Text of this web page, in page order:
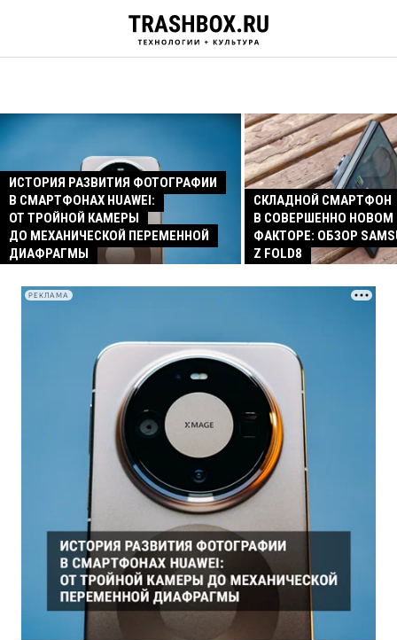
ИСТОРИЯ РАЗВИТИЯ ФОТОГРАФИИ
В СМАРТФОНАХ HUAWEI:
ОТ ТРОЙНОЙ КАМЕРЫ
ДО МЕХАНИЧЕСКОЙ ПЕРЕМЕННОЙ
ДИАФРАГМЫ
СКЛАДНОЙ СМАРТФОН
В СОВЕРШЕННО
ФАКТОРЕ: ОБЗОР
Z FOLD8
РЕКЛАМА